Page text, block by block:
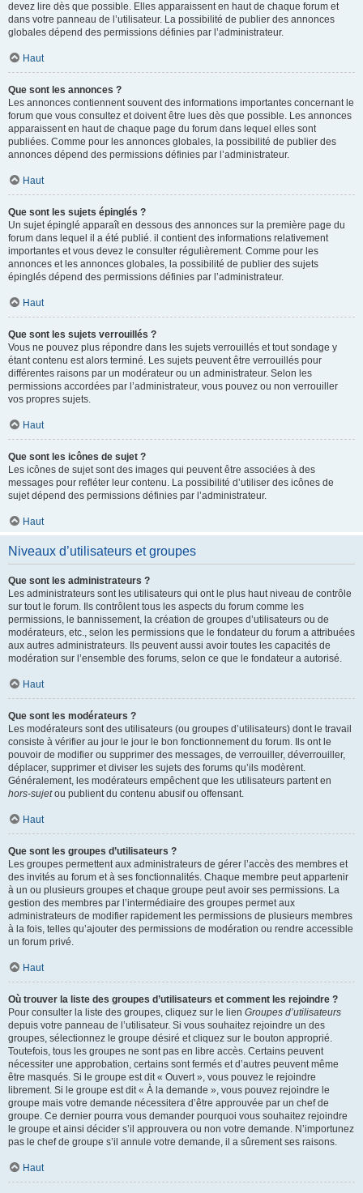
devez lire dès que possible. Elles apparaissent en haut de chaque forum et
dans votre panneau de l’utilisateur. La possibilité de publier des annonces
globales dépend des permissions définies par l’administrateur.
Haut
Que sont les annonces ?
Les annonces contiennent souvent des informations importantes concernant le
forum que vous consultez et doivent être lues dès que possible. Les annonces
apparaissent en haut de chaque page du forum dans lequel elles sont
publiées. Comme pour les annonces globales, la possibilité de publier des
annonces dépend des permissions définies par l’administrateur.
Haut
Que sont les sujets épinglés ?
Un sujet épinglé apparaît en dessous des annonces sur la première page du
forum dans lequel il a été publié. il contient des informations relativement
importantes et vous devez le consulter régulièrement. Comme pour les
annonces et les annonces globales, la possibilité de publier des sujets
épinglés dépend des permissions définies par l’administrateur.
Haut
Que sont les sujets verrouillés ?
Vous ne pouvez plus répondre dans les sujets verrouillés et tout sondage y
étant contenu est alors terminé. Les sujets peuvent être verrouillés pour
différentes raisons par un modérateur ou un administrateur. Selon les
permissions accordées par l’administrateur, vous pouvez ou non verrouiller
vos propres sujets.
Haut
Que sont les icônes de sujet ?
Les icônes de sujet sont des images qui peuvent être associées à des
messages pour refléter leur contenu. La possibilité d’utiliser des icônes de
sujet dépend des permissions définies par l’administrateur.
Haut
Niveaux d’utilisateurs et groupes
Que sont les administrateurs ?
Les administrateurs sont les utilisateurs qui ont le plus haut niveau de contrôle
sur tout le forum. Ils contrôlent tous les aspects du forum comme les
permissions, le bannissement, la création de groupes d’utilisateurs ou de
modérateurs, etc., selon les permissions que le fondateur du forum a attribuées
aux autres administrateurs. Ils peuvent aussi avoir toutes les capacités de
modération sur l’ensemble des forums, selon ce que le fondateur a autorisé.
Haut
Que sont les modérateurs ?
Les modérateurs sont des utilisateurs (ou groupes d’utilisateurs) dont le travail
consiste à vérifier au jour le jour le bon fonctionnement du forum. Ils ont le
pouvoir de modifier ou supprimer des messages, de verrouiller, déverrouiller,
déplacer, supprimer et diviser les sujets des forums qu’ils modèrent.
Généralement, les modérateurs empêchent que les utilisateurs partent en
hors-sujetou publient du contenu abusif ou offensant.
Haut
Que sont les groupes d’utilisateurs ?
Les groupes permettent aux administrateurs de gérer l’accès des membres et
des invités au forum et à ses fonctionnalités. Chaque membre peut appartenir
à un ou plusieurs groupes et chaque groupe peut avoir ses permissions. La
gestion des membres par l’intermédiaire des groupes permet aux
administrateurs de modifier rapidement les permissions de plusieurs membres
à la fois, telles qu’ajouter des permissions de modération ou rendre accessible
un forum privé.
Haut
Où trouver la liste des groupes d’utilisateurs et comment les rejoindre ?
Pour consulter la liste des groupes, cliquez sur le lien Groupes d’utilisateurs
depuis votre panneau de l’utilisateur. Si vous souhaitez rejoindre un des
groupes, sélectionnez le groupe désiré et cliquez sur le bouton approprié.
Toutefois, tous les groupes ne sont pas en libre accès. Certains peuvent
nécessiter une approbation, certains sont fermés et d’autres peuvent même
être masqués. Si le groupe est dit « Ouvert », vous pouvez le rejoindre
librement. Si le groupe est dit « À la demande », vous pouvez rejoindre le
groupe mais votre demande nécessitera d’être approuvée par un chef de
groupe. Ce dernier pourra vous demander pourquoi vous souhaitez rejoindre
le groupe et ainsi décider s’il approuvera ou non votre demande. N’importunez
pas le chef de groupe s’il annule votre demande, il a sûrement ses raisons.
Haut